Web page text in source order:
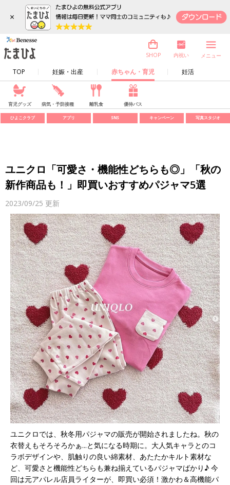
×
TOP 妊娠・出産 赤ちゃん・育児 妊活
SHOP 内祝い メニュー
育児グッズ 病気・予防接種 離乳食 優待パス
ひよこクラブ アプリ SNS キャンペーン 写真スタジオ
ユニクロ「可愛さ・機能性どちらも◎」「秋の
新作商品も！」即買いおすすめパジャマ5選
2023/09/25 更新
ユニクロでは、秋冬用パジャマの販売が開始されましたね。秋の
衣替えもそろそろかぁ...と気になる時期に。大人気キャラとのコ
ラボデザインや、肌触りの良い綿素材、あたたかキルト素材な
ど、可愛さと機能性どちらも兼ね揃えているパジャマばかり♪ 今
回は元アパレル店員ライターが、即買い必須！激かわ＆高機能パ